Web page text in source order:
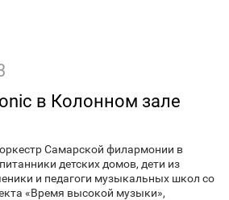
в Колонном зале
Самарской филармонии в
детских домов, дети из
и педагоги музыкальных школ со
«Время высокой музыки»,